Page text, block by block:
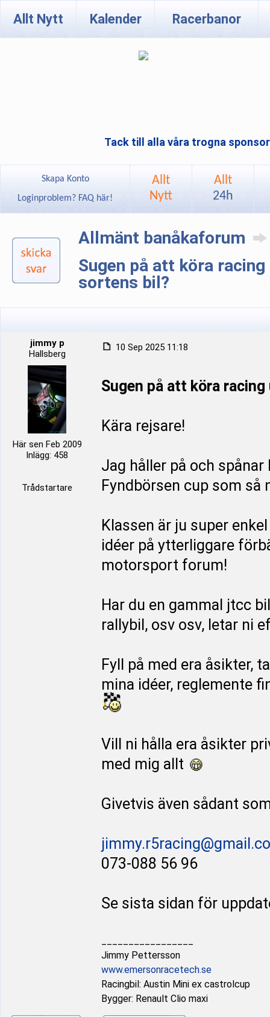
Allt Nytt Kalender Racerbanor
Tack till alla våra trogna
Skapa Konto
Loginproblem? FAQ här!
Allt
Nytt
Allt
24h
Allmänt banåkaforum
Sugen på att köra
sortens bil?
jimmy p
Hallsberg
Här sen Feb 2009
Inlägg: 458
Trådstartare
10 Sep 2025 11:18
Sugen på att köra
Kära rejsare!
Jag håller på och
Fyndbörsen cup som så
Klassen är ju super
idéer på ytterliggare
motorsport forum!
Har du en gammal jtcc
rallybil, osv osv, letar ni
Fyll på med era åsikter,
mina idéer, reglemente
Vill ni hålla era åsikter
med mig allt
Givetvis även sådant
073-088 56 96
Se sista sidan för
Jimmy Pettersson
www.emersonracetech.se
Racingbil: Austin Mini ex castrolcup
Bygger: Renault Clio maxi